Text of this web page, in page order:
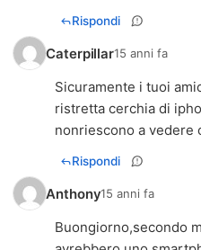
Rispondi
Caterpillar15 anni fa
Sicuramente i tuoi
ristretta cerchia di
nonriescono a vedere
Rispondi
Anthony15 anni fa
Buongiorno,secondo